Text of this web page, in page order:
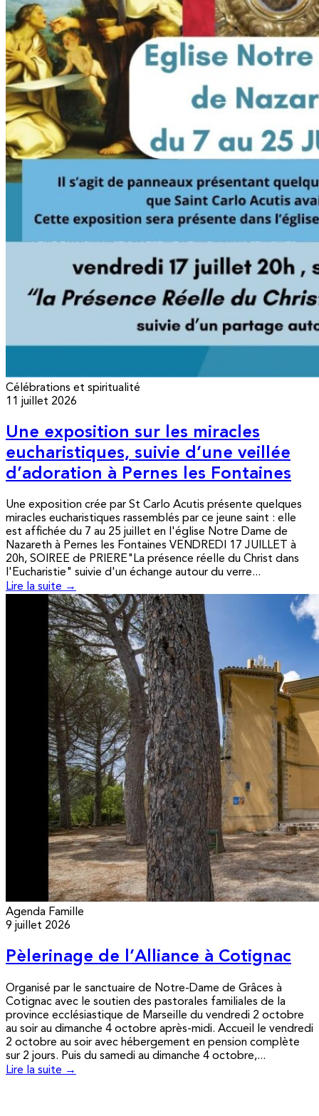
Célébrations et spiritualité
11 juillet 2026
Une exposition sur les miracles
eucharistiques, suivie d’une veillée
d’adoration à Pernes les Fontaines
Une exposition crée par St Carlo Acutis présente quelques
miracles eucharistiques rassemblés par ce jeune saint : elle
est affichée du 7 au 25 juillet en l'église Notre Dame de
Nazareth à Pernes les Fontaines VENDREDI 17 JUILLET à
20h, SOIREE de PRIERE"La présence réelle du Christ dans
l'Eucharistie" suivie d'un échange autour du verre...
Lire la suite →
Agenda Famille
9 juillet 2026
Pèlerinage de l’Alliance à Cotignac
Organisé par le sanctuaire de Notre-Dame de Grâces à
Cotignac avec le soutien des pastorales familiales de la
province ecclésiastique de Marseille du vendredi 2 octobre
au soir au dimanche 4 octobre après-midi. Accueil le vendredi
2 octobre au soir avec hébergement en pension complète
sur 2 jours. Puis du samedi au dimanche 4 octobre,...
Lire la suite →